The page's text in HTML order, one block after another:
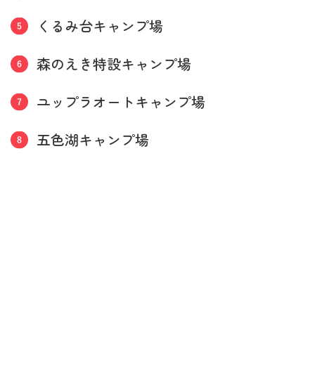
くるみ台キャンプ場
森のえき特設キャンプ場
ユップラオートキャンプ場
五色湖キャンプ場